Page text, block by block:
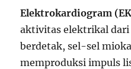
Elektrokardiogram
aktivitas elektrikal
berdetak, sel-sel
memproduksi impuls